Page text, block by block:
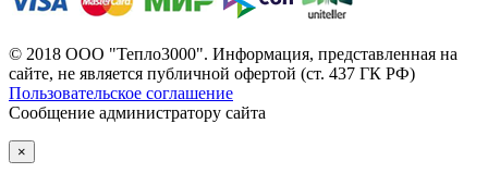
© 2018 ООО "Тепло3000". Информация, представленная на
сайте, не является публичной офертой (ст. 437 ГК РФ)
Пользовательское соглашение
Сообщение администратору сайта
×